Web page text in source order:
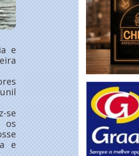
e
se
os
e